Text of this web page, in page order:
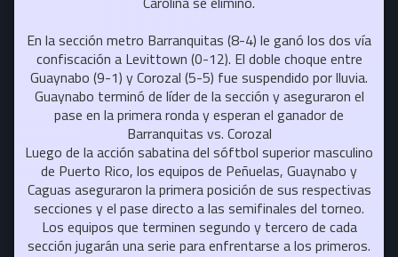
En la sección metro Barranquitas (8-4) le ganó los dos vía
confiscación a Levittown (0-12). El doble choque entre
Guaynabo (9-1) y Corozal (5-5) fue suspendido por lluvia.
Guaynabo terminó de líder de la sección y aseguraron el
pase en la primera ronda y esperan el ganador de
Barranquitas vs. Corozal
Luego de la acción sabatina del sóftbol superior masculino
de Puerto Rico, los equipos de Peñuelas, Guaynabo y
Caguas aseguraron la primera posición de sus respectivas
secciones y el pase directo a las semifinales del torneo.
Los equipos que terminen segundo y tercero de cada
sección jugarán una serie para enfrentarse a los primeros.